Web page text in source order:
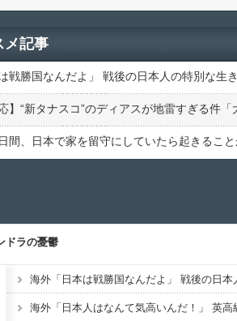
メ記事
戦勝国なんだよ」 戦後の日本人の特別な生
】“新タナスコ”のディアスが地雷すぎる件
間、日本で家を留守にしていたら起きること
ドラの憂鬱